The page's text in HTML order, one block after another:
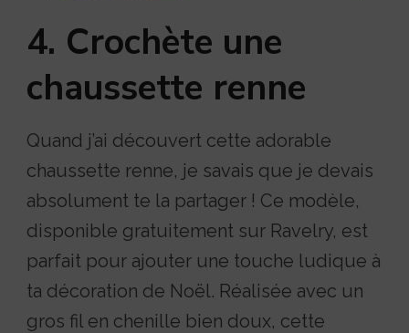
4. Crochète une
chaussette renne
Quand j’ai découvert cette adorable
chaussette renne, je savais que je devais
absolument te la partager ! Ce modèle,
disponible gratuitement sur Ravelry, est
parfait pour ajouter une touche ludique à
ta décoration de Noël. Réalisée avec un
gros fil en chenille bien doux, cette